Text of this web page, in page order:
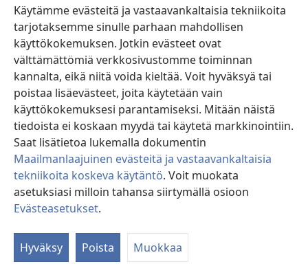
Käytämme evästeitä ja vastaavankaltaisia tekniikoita
tarjotaksemme sinulle parhaan mahdollisen
käyttökokemuksen. Jotkin evästeet ovat
välttämättömiä verkkosivustomme toiminnan
kannalta, eikä niitä voida kieltää. Voit hyväksyä tai
poistaa lisäevästeet, joita käytetään vain
käyttökokemuksesi parantamiseksi. Mitään näistä
tiedoista ei koskaan myydä tai käytetä markkinointiin.
Saat lisätietoa lukemalla dokumentin
Maailmanlaajuinen evästeitä ja vastaavankaltaisia
tekniikoita koskeva käytäntö. Voit muokata
asetuksiasi milloin tahansa siirtymällä osioon
Evästeasetukset.
Hyväksy Poista Muokkaa
(avaa
uuden
ikkunan)Vartiotornin VERKKOKIRJASTO
(avaa
uuden
ikkunan)JW Hub ®
(avaa
uuden
ikkunan)
®
Watchtower Library
Copyright© 2026 Watch Tower Bible and Tract Society of Pennsylvania.
KÄYTTÖEHDOT|TIETOSUOJAKÄYTÄNTÖ